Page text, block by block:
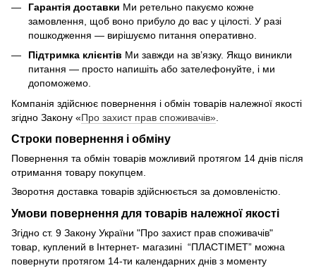
Гарантія доставки Ми ретельно пакуємо кожне
замовлення, щоб воно прибуло до вас у цілості. У разі
пошкодження — вирішуємо питання оперативно.
Підтримка клієнтів Ми завжди на зв’язку. Якщо виникли
питання — просто напишіть або зателефонуйте, і ми
допоможемо.
Компанія здійснює повернення і обмін товарів належної якості
згідно Закону «Про захист прав споживачів»
Строки повернення і обміну
Повернення та обмін товарів можливий протягом 14 днів після
отримання товару покупцем.
Зворотня доставка товарів здійснюється за домовленістю.
Умови повернення для товарів належної якості
Згідно ст. 9 Закону України "Про захист прав споживачів"
товар, куплений в Інтернет- магазині “ПЛАСТІМЕТ” можна
повернути протягом 14-ти календарних днів з моменту